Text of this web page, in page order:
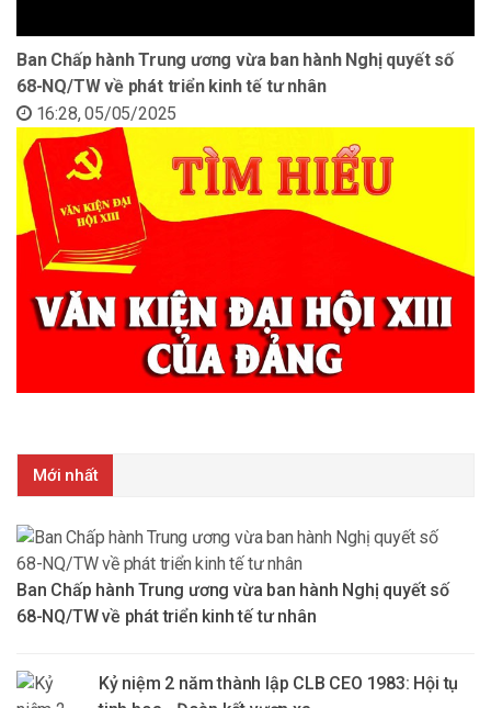
Ban Chấp hành Trung ương vừa ban hành Nghị quyết số
68-NQ/TW về phát triển kinh tế tư nhân
16:28, 05/05/2025
Mới nhất
Ban Chấp hành Trung ương vừa ban hành Nghị quyết số
68-NQ/TW về phát triển kinh tế tư nhân
Kỷ niệm 2 năm thành lập CLB CEO 1983: Hội tụ